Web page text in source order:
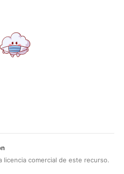
licencia comercial de este recurso.